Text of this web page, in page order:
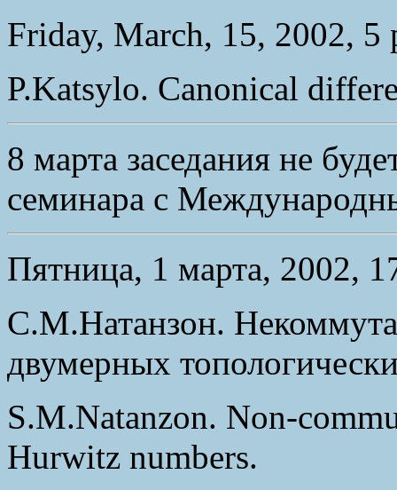
Friday, March, 15, 2002, 5
P.Katsylo. Canonical
8 марта заседания не
семинара с
Пятница, 1 марта, 2002,
С.М.Натанзон.
двумерных
S.M.Natanzon. Non-
Hurwitz numbers.